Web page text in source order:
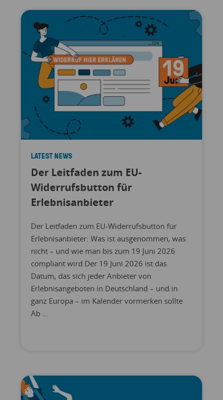
LATEST NEWS
Der Leitfaden zum EU-
Widerrufsbutton für
Erlebnisanbieter
Der Leitfaden zum EU-Widerrufsbutton für
Erlebnisanbieter: Was ist ausgenommen, was
nicht – und wie man bis zum 19 Juni 2026
compliant wird Der 19 Juni 2026 ist das
Datum, das sich jeder Anbieter von
Erlebnisangeboten in Deutschland – und in
ganz Europa – im Kalender vormerken sollte
Ab ...